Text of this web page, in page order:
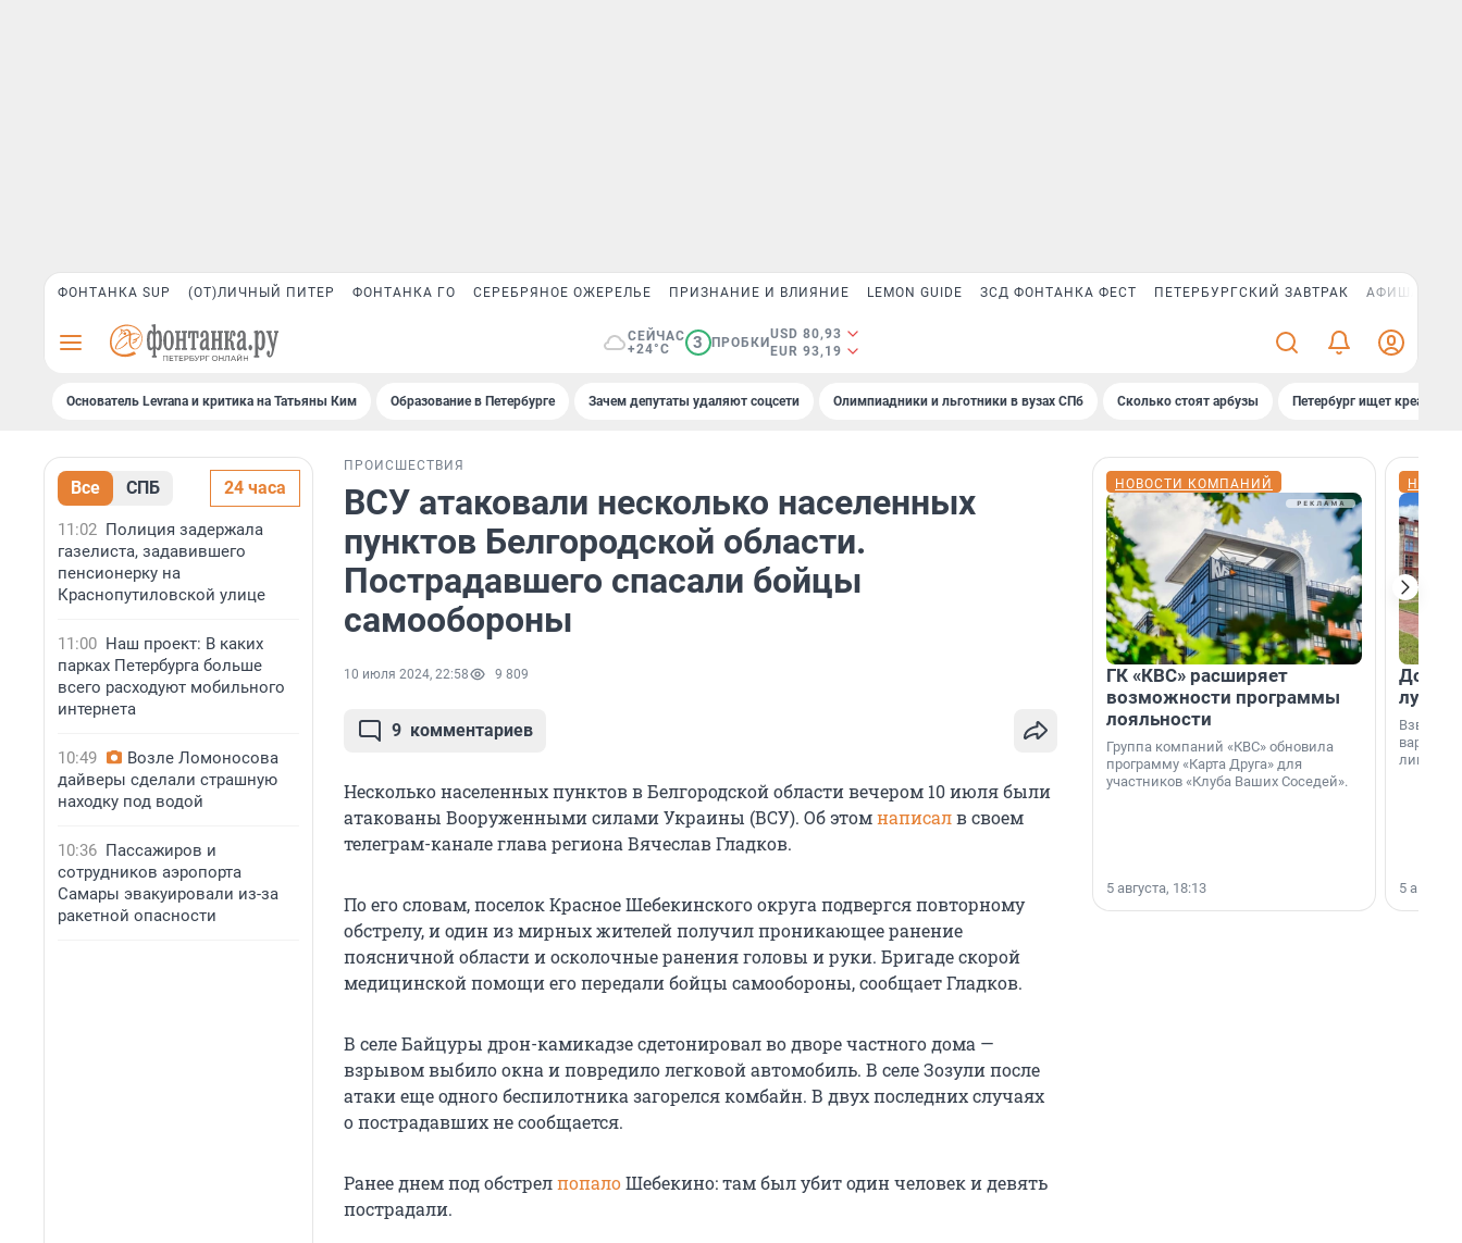
ФОНТАНКА SUP (ОТ)ЛИЧНЫЙ ПИТЕР ФОНТАНКА ГО СЕРЕБРЯНОЕ ОЖЕРЕЛЬЕ ПРИЗНАНИЕ И ВЛИЯНИЕ LEMON GUIDE ЗСД ФОНТАНКА ФЕСТ ПЕТЕРБУРГСКИЙ ЗАВТРАК АФИША PLUS
СЕЙЧАС
+24°C
3 ПРОБКИ
USD 80,93
EUR 93,19
Основатель Levrana и критика на Татьяны Ким Образование в Петербурге Зачем депутаты удаляют соцсети Олимпиадники и льготники в вузах СПб Сколько стоят арбузы Петербург ищет креатив
Все СПБ 24 часа
11:02 Полиция задержала
газелиста, задавившего
пенсионерку на
Краснопутиловской улице
11:00 Наш проект: В каких
парках Петербурга больше
всего расходуют мобильного
интернета
10:49
Возле Ломоносова
дайверы сделали страшную
находку под водой
10:36 Пассажиров и
сотрудников аэропорта
Самары эвакуировали из-за
ракетной опасности
ПРОИСШЕСТВИЯ
ВСУ атаковали несколько населенных
пунктов Белгородской области.
Пострадавшего спасали бойцы
самообороны
10 июля 2024, 22:58 9 809
9 комментариев
Несколько населенных пунктов в Белгородской области вечером 10 июля были
атакованы Вооруженными силами Украины (ВСУ). Об этомнаписалв своем
телеграм-канале глава региона Вячеслав Гладков.
По его словам, поселок Красное Шебекинского округа подвергся повторному
обстрелу, и один из мирных жителей получил проникающее ранение
поясничной области и осколочные ранения головы и руки. Бригаде скорой
медицинской помощи его передали бойцы самообороны, сообщает Гладков.
В селе Байцуры дрон-камикадзе сдетонировал во дворе частного дома —
взрывом выбило окна и повредило легковой автомобиль. В селе Зозули после
атаки еще одного беспилотника загорелся комбайн. В двух последних случаях
о пострадавших не сообщается.
Ранее днем под обстрелпопалоШебекино: там был убит один человек и девять
пострадали.
НОВОСТИ КОМПАНИЙ
ГК «КВС» расширяет
возможности программы
лояльности
Группа компаний «КВС» обновила
программу «Карта Друга» для
участников «Клуба Ваших Соседей».
5 августа, 18:13
Дом
лучше
лишнего
5